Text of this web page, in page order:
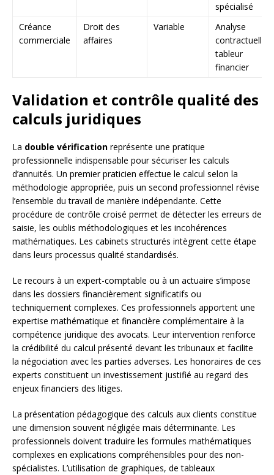
spécialisé
Créance
commerciale
Droit des
affaires
Variable
Analyse
contractuelle,
tableur
financier
Validation et contrôle qualité des
calculs juridiques
La double vérification représente une pratique
professionnelle indispensable pour sécuriser les calculs
d’annuités. Un premier praticien effectue le calcul selon la
méthodologie appropriée, puis un second professionnel révise
l’ensemble du travail de manière indépendante. Cette
procédure de contrôle croisé permet de détecter les erreurs de
saisie, les oublis méthodologiques et les incohérences
mathématiques. Les cabinets structurés intègrent cette étape
dans leurs processus qualité standardisés.
Le recours à un expert-comptable ou à un actuaire s’impose
dans les dossiers financièrement significatifs ou
techniquement complexes. Ces professionnels apportent une
expertise mathématique et financière complémentaire à la
compétence juridique des avocats. Leur intervention renforce
la crédibilité du calcul présenté devant les tribunaux et facilite
la négociation avec les parties adverses. Les honoraires de ces
experts constituent un investissement justifié au regard des
enjeux financiers des litiges.
La présentation pédagogique des calculs aux clients constitue
une dimension souvent négligée mais déterminante. Les
professionnels doivent traduire les formules mathématiques
complexes en explications compréhensibles pour des non-
spécialistes. L’utilisation de graphiques, de tableaux